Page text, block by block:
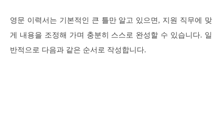
영문 이력서는 기본적인 큰 틀만 알고 있으면, 지원 직무에 맞
게 내용을 조정해 가며 충분히 스스로 완성할 수 있습니다. 일
반적으로 다음과 같은 순서로 작성합니다.